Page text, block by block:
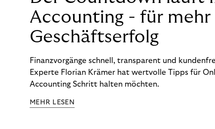
Accounting - für mehr
Geschäftserfolg
Finanzvorgänge schnell, transparent und
Experte Florian Krämer hat wertvolle Tipps für
Accounting Schritt halten möchten.
MEHR LESEN